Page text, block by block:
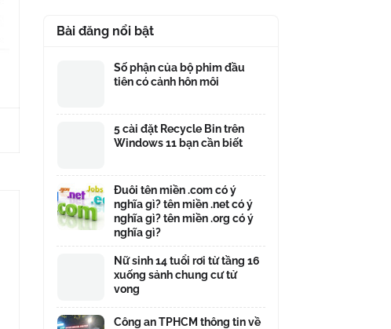
Bài đăng nổi bật
Số phận của bộ phim đầu
tiên có cảnh hôn môi
5 cài đặt Recycle Bin trên
Windows 11 bạn cần biết
Đuôi tên miền .com có ý
nghĩa gì? tên miền .net có ý
nghĩa gì? tên miền .org có ý
nghĩa gì?
Nữ sinh 14 tuổi rơi từ tầng 16
xuống sảnh chung cư tử
vong
Công an TPHCM thông tin về